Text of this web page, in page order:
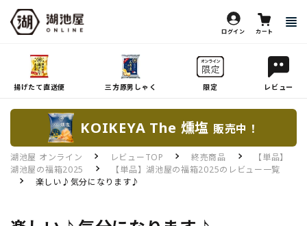
ログイン カート
揚げたて直送便 三方原男しゃく 限定 レビュー
KOIKEYA The 燻塩 販売中！
湖池屋 オンライン レビューTOP 終売商品
【単品】
湖池屋の福箱2025
【単品】湖池屋の福箱2025のレビュー一覧
楽しい♪気分になります♪